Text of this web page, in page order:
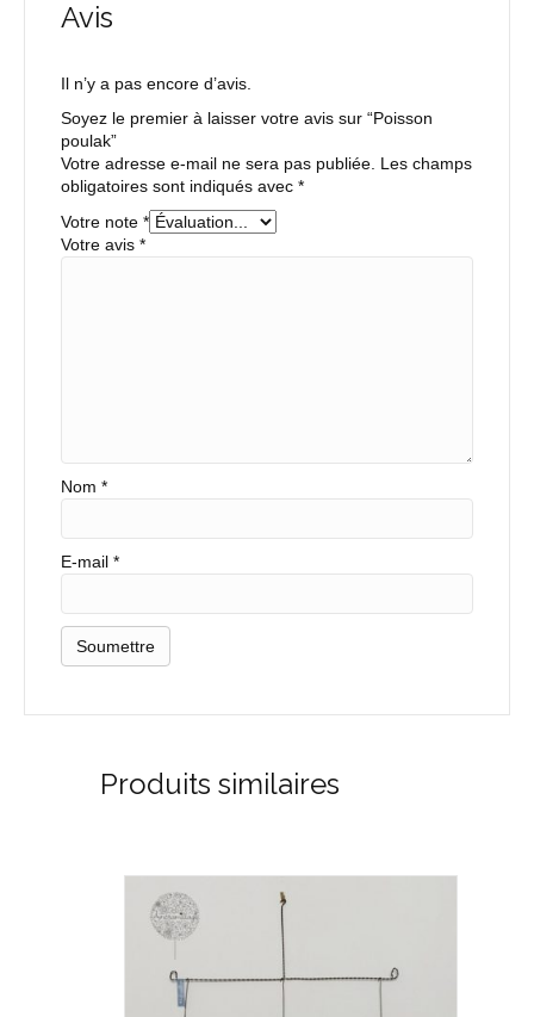
Avis
Il n’y a pas encore d’avis.
Soyez le premier à laisser votre avis sur “Poisson
poulak”
Votre adresse e-mail ne sera pas publiée. Les champs
obligatoires sont indiqués avec *
Votre note *
Votre avis *
Nom *
E-mail *
Produits similaires